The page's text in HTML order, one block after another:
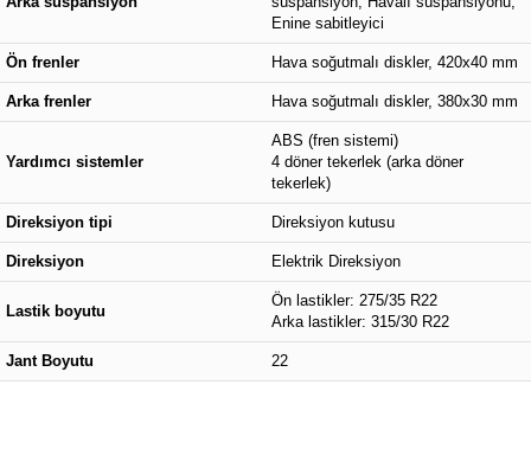
Enine sabitleyici
Ön frenler Hava soğutmalı diskler, 420x40 mm
Arka frenler Hava soğutmalı diskler, 380x30 mm
Yardımcı sistemler
ABS (fren sistemi)
4 döner tekerlek (arka döner
tekerlek)
Direksiyon tipi Direksiyon kutusu
Direksiyon Elektrik Direksiyon
Lastik boyutu
Ön lastikler: 275/35 R22
Arka lastikler: 315/30 R22
Jant Boyutu 22